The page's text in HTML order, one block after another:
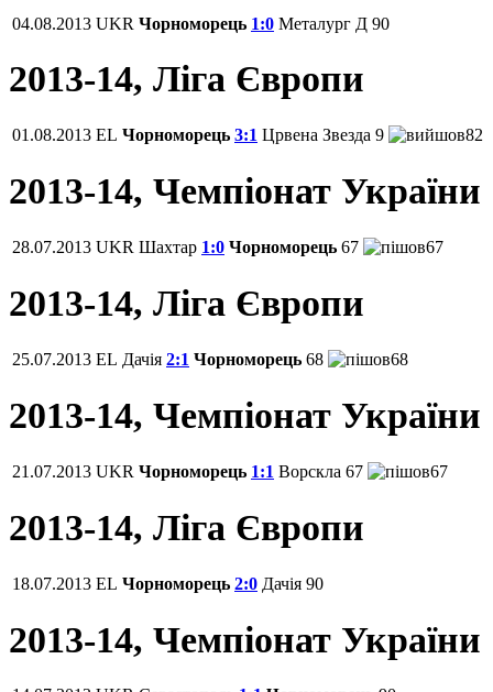
04.08.2013 UKR Чорноморець 1:0 Металург Д 90
2013-14, Ліга Європи
01.08.2013 EL Чорноморець 3:1 Црвена Звезда 9 82
2013-14, Чемпіонат України
28.07.2013 UKR Шахтар 1:0 Чорноморець 67 67
2013-14, Ліга Європи
25.07.2013 EL Дачія 2:1 Чорноморець 68 68
2013-14, Чемпіонат України
21.07.2013 UKR Чорноморець 1:1 Ворскла 67 67
2013-14, Ліга Європи
18.07.2013 EL Чорноморець 2:0 Дачія 90
2013-14, Чемпіонат України